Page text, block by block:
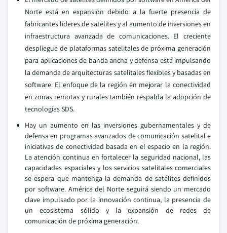
Norte está en expansión debido a la fuerte presencia de
fabricantes líderes de satélites y al aumento de inversiones en
infraestructura avanzada de comunicaciones. El creciente
despliegue de plataformas satelitales de próxima generación
para aplicaciones de banda ancha y defensa está impulsando
la demanda de arquitecturas satelitales flexibles y basadas en
software. El enfoque de la región en mejorar la conectividad
en zonas remotas y rurales también respalda la adopción de
tecnologías SDS.
Hay un aumento en las inversiones gubernamentales y de
defensa en programas avanzados de comunicación satelital e
iniciativas de conectividad basada en el espacio en la región.
La atención continua en fortalecer la seguridad nacional, las
capacidades espaciales y los servicios satelitales comerciales
se espera que mantenga la demanda de satélites definidos
por software. América del Norte seguirá siendo un mercado
clave impulsado por la innovación continua, la presencia de
un ecosistema sólido y la expansión de redes de
comunicación de próxima generación.